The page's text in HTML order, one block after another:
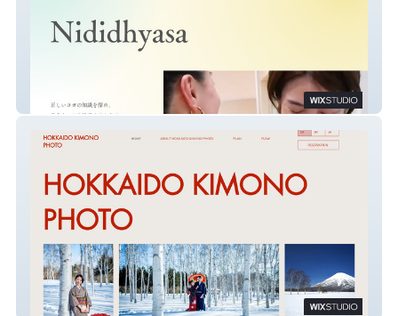
日本ヨガトレーナー協会
HOKKAIDO KIMONOPHOTO